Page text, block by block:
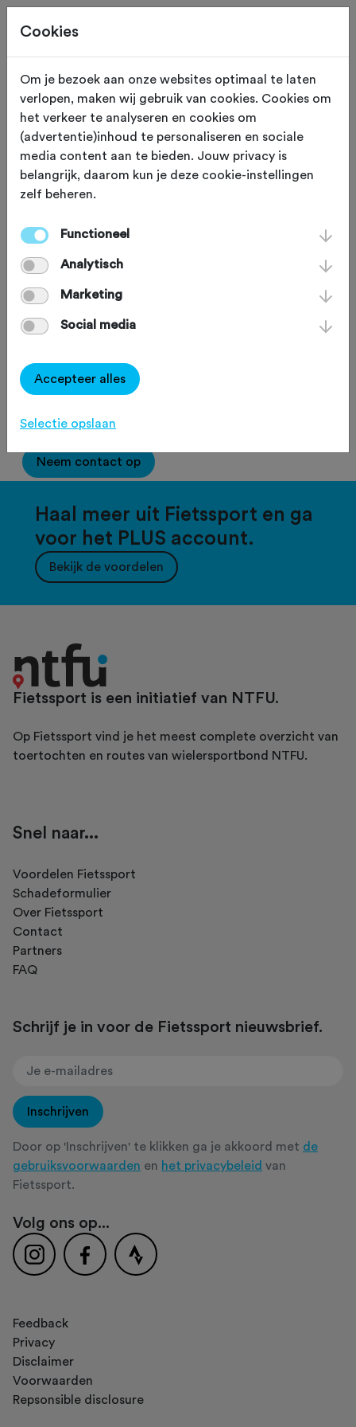
Neem contact op
Met WTC Ruinen
Neem contact op
Haal meer uit Fietssport en ga
voor het PLUS account.
Bekijk de voordelen
Fietssport is een initiatief van NTFU.
Op Fietssport vind je het meest complete overzicht van
toertochten en routes van wielersportbond NTFU.
Snel naar...
Voordelen Fietssport
Schadeformulier
Over Fietssport
Contact
Partners
FAQ
Schrijf je in voor de Fietssport nieuwsbrief.
Inschrijven
Door op 'Inschrijven' te klikken ga je akkoord met de
gebruiksvoorwaarden en het privacybeleid van
Fietssport.
Volg ons op...
Feedback
Privacy
Disclaimer
Voorwaarden
Repsonsible disclosure
Cookies
Om je bezoek aan onze websites optimaal te laten
verlopen, maken wij gebruik van cookies. Cookies om
het verkeer te analyseren en cookies om
(advertentie)inhoud te personaliseren en sociale
media content aan te bieden. Jouw privacy is
belangrijk, daarom kun je deze cookie-instellingen
zelf beheren.
Functioneel
Analytisch
Marketing
Social media
Accepteer alles
Selectie opslaan